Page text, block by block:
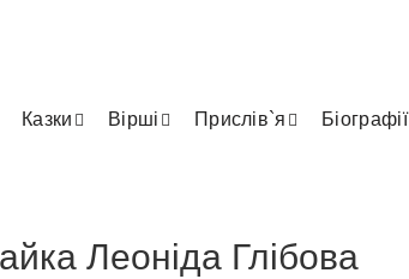
Казки Вірші Прислів`я Біографії
Леоніда Глібова